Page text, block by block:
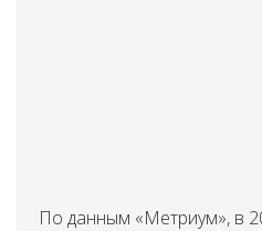
По данным «Метриум», в